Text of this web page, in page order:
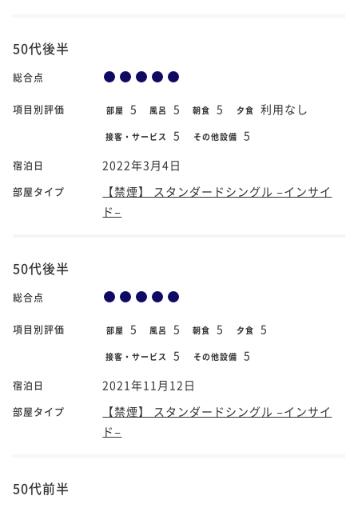
50代後半
総合点
項目別評価 部屋 5 風呂 5 朝食 5 夕食 利用なし
接客・サービス 5 その他設備 5
宿泊日 2022年3月4日
部屋タイプ
【禁煙】 スタンダードシングル −インサイ
ド−
50代後半
総合点
項目別評価 部屋 5 風呂 5 朝食 5 夕食 5
接客・サービス 5 その他設備 5
宿泊日 2021年11月12日
部屋タイプ
【禁煙】 スタンダードシングル −インサイ
ド−
50代前半